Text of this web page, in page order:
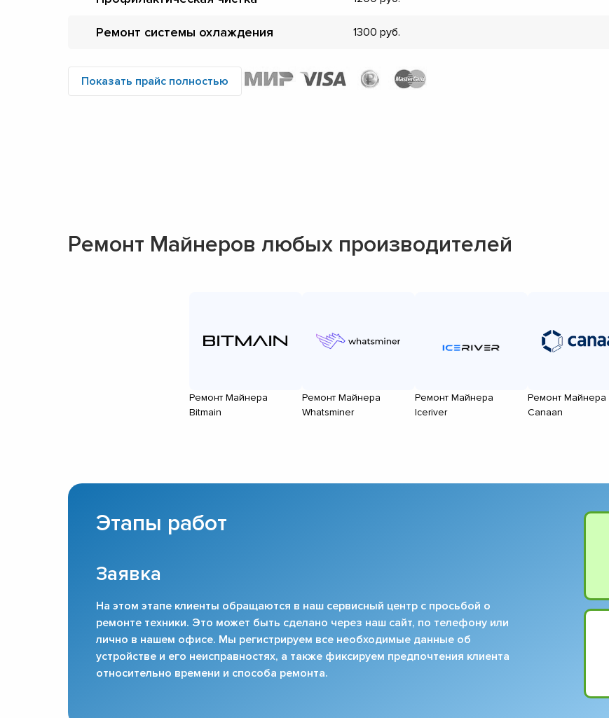
Ремонт системы охлаждения 1300
Показать прайс полностью
Ремонт Майнеров любых производителей
Ремонт Майнера
Bitmain
Ремонт Майнера
Whatsminer
Ремонт Майнера
Iceriver
Ремонт Майнера
Canaan
Этапы работ
Заявка
На этом этапе клиенты обращаются в наш сервисный центр с просьбой о
ремонте техники. Это может быть сделано через наш сайт, по телефону или
лично в нашем офисе. Мы регистрируем все необходимые данные об
устройстве и его неисправностях, а также фиксируем предпочтения клиента
относительно времени и способа ремонта.